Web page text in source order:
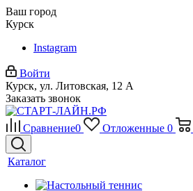
Ваш город
Курск
Instagram
Войти
Курск, ул. Литовская, 12 А
Заказать звонок
Сравнение0 Отложенные 0
Каталог